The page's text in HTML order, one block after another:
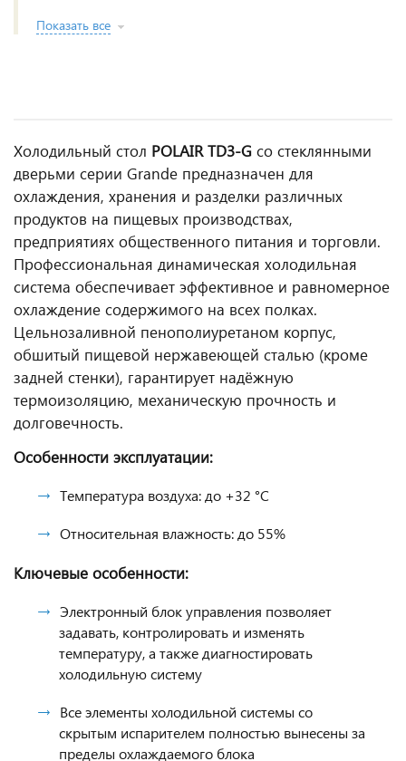
Показать все
Холодильный стол POLAIR TD3‑G со стеклянными
дверьми серии Grande предназначен для
охлаждения, хранения и разделки различных
продуктов на пищевых производствах,
предприятиях общественного питания и торговли.
Профессиональная динамическая холодильная
система обеспечивает эффективное и равномерное
охлаждение содержимого на всех полках.
Цельнозаливной пенополиуретаном корпус,
обшитый пищевой нержавеющей сталью (кроме
задней стенки), гарантирует надёжную
термоизоляцию, механическую прочность и
долговечность.
Особенности эксплуатации:
Температура воздуха: до +32 °С
Относительная влажность: до 55%
Ключевые особенности:
Электронный блок управления позволяет
задавать, контролировать и изменять
температуру, а также диагностировать
холодильную систему
Все элементы холодильной системы со
скрытым испарителем полностью вынесены за
пределы охлаждаемого блока